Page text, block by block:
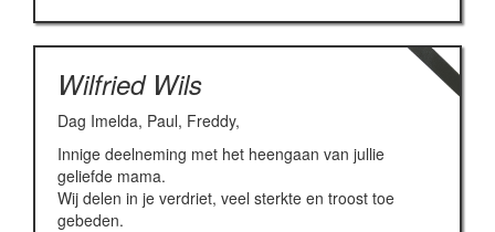
Wilfried Wils
Dag Imelda, Paul, Freddy,
Innige deelneming met het heengaan van jullie
geliefde mama.
Wij delen in je verdriet, veel sterkte en troost toe
gebeden.